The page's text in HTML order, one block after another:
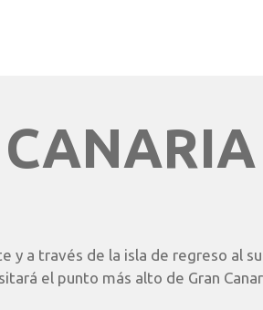
a través de la isla de regreso al
el punto más alto de Gran